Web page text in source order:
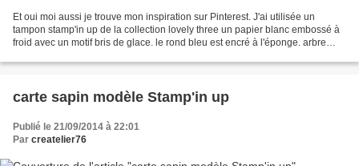
Et oui moi aussi je trouve mon inspiration sur Pinterest. J'ai utilisée un
tampon stamp'in up de la collection lovely three un papier blanc embossé à
froid avec un motif bris de glace. le rond bleu est encré à l'éponge. arbre
carte sapin modèle Stamp'in up
Publié le 21/09/2014 à 22:01
Par createlier76